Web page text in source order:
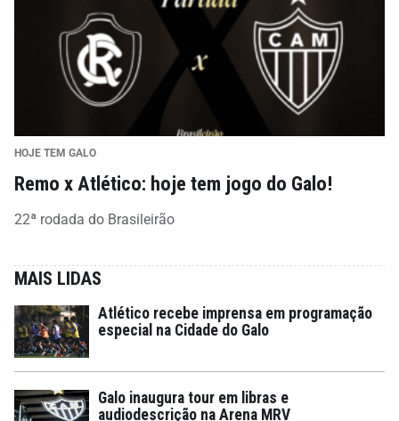
HOJE TEM GALO
Remo x Atlético: hoje tem jogo do Galo!
22ª rodada do Brasileirão
MAIS LIDAS
Atlético recebe imprensa em programação
especial na Cidade do Galo
Galo inaugura tour em libras e
audiodescrição na Arena MRV